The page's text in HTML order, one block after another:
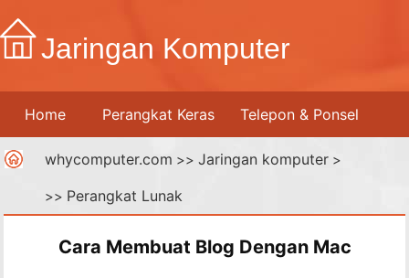
Jaringan Komputer
Home Perangkat Keras Telepon & Ponsel
Printer Jaringan Komputer Internet
Media Digital
whycomputer.com >> Jaringan komputer>
>> Perangkat Lunak
Cara Membuat Blog Dengan Mac